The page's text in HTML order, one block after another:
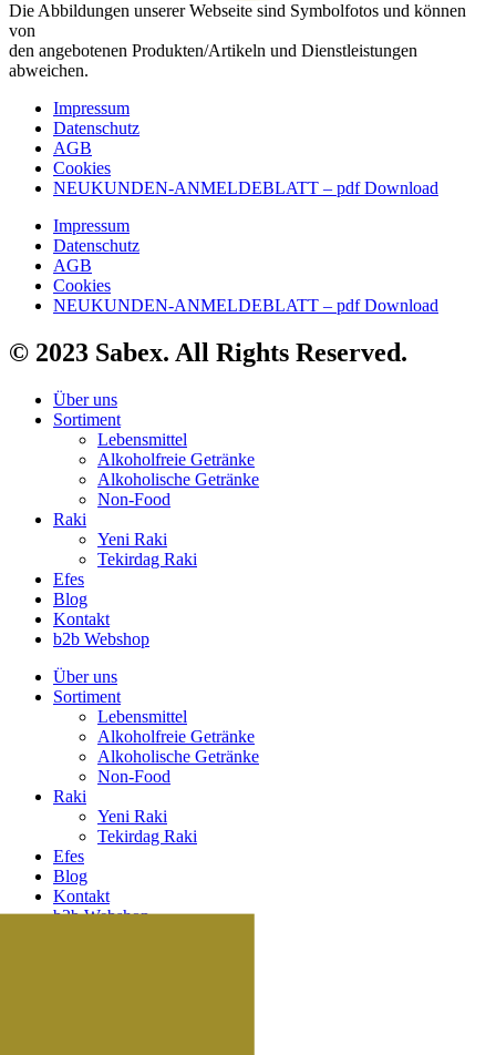
Die Abbildungen unserer Webseite sind Symbolfotos und können
von
den angebotenen Produkten/Artikeln und Dienstleistungen
abweichen.
Impressum
Datenschutz
AGB
Cookies
NEUKUNDEN-ANMELDEBLATT – pdf Download
Impressum
Datenschutz
AGB
Cookies
NEUKUNDEN-ANMELDEBLATT – pdf Download
© 2023 Sabex. All Rights Reserved.
Über uns
Sortiment
Lebensmittel
Alkoholfreie Getränke
Alkoholische Getränke
Non-Food
Raki
Yeni Raki
Tekirdag Raki
Efes
Blog
Kontakt
b2b Webshop
Über uns
Sortiment
Lebensmittel
Alkoholfreie Getränke
Alkoholische Getränke
Non-Food
Raki
Yeni Raki
Tekirdag Raki
Efes
Blog
Kontakt
b2b Webshop